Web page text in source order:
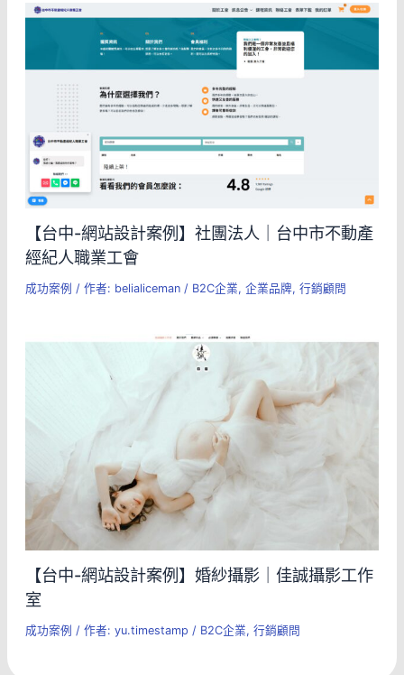
【台中-網站設計案例】社團法人｜台中市不動產
經紀人職業工會
成功案例 / 作者: belialiceman / B2C企業, 企業品牌, 行銷顧問
【台中-網站設計案例】婚紗攝影｜佳誠攝影工作
室
成功案例 / 作者: yu.timestamp / B2C企業, 行銷顧問